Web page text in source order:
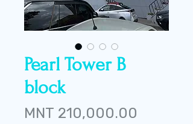
Pearl Tower B
block
MNT 210,000.00